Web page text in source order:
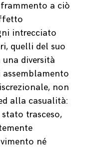
a ciò
intrecciato
quelli del suo
diversità
non
alla casualità:
trasceso,
né